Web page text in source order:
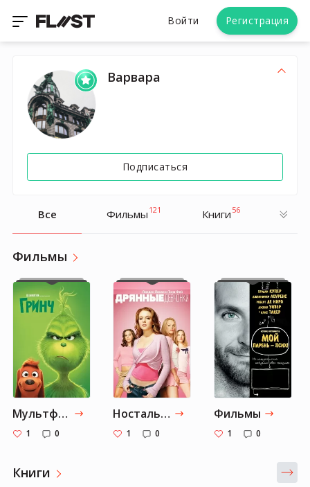
Войти Регистрация
Варвара
Подписаться
Все Фильмы 121 Книги 56
Фильмы
Мультфильмы
1 0
Ностальжи
1 0
Фильмы
1 0
Книги